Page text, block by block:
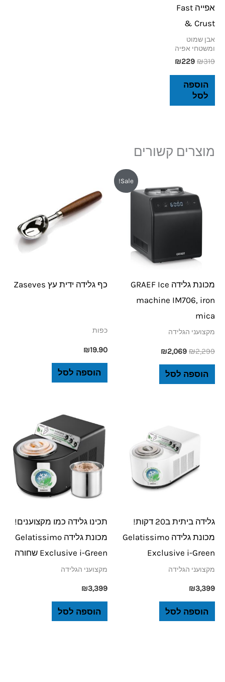
אפייה Fast
& Crust
אבן שמוט
ומשטחי אפיה
₪319
₪229
הוספה
לסל
מוצרים קשורים
Sale!
מכונת גלידה GRAEF Ice
machine IM706, iron
mica
מקצועני הגלידה
₪2,299
המקורי
היה:
₪2,299.
₪2,069
הנוכחי
הוא:
₪2,069.
הוספה לסל
כף גלידה ידית עץ Zaseves
כפות
₪19.90
הוספה לסל
גלידה ביתית ב20 דקות!
מכונת גלידה Gelatissimo
Exclusive i-Green
מקצועני הגלידה
₪3,399
הוספה לסל
תכינו גלידה כמו מקצוענים!
מכונת גלידה Gelatissimo
Exclusive i-Green שחורה
מקצועני הגלידה
₪3,399
הוספה לסל